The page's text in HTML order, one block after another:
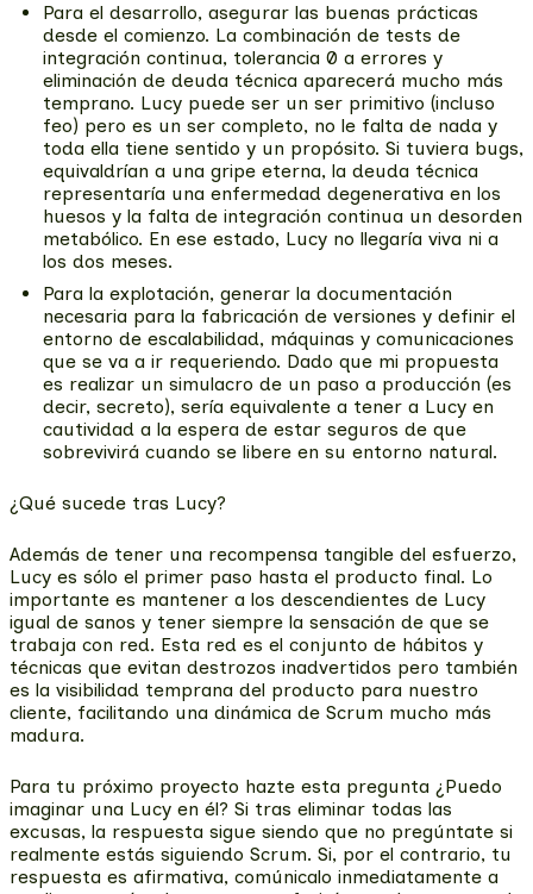
Para el desarrollo, asegurar las buenas prácticas
desde el comienzo. La combinación de tests de
integración continua, tolerancia 0 a errores y
eliminación de deuda técnica aparecerá mucho más
temprano. Lucy puede ser un ser primitivo (incluso
feo) pero es un ser completo, no le falta de nada y
toda ella tiene sentido y un propósito. Si tuviera bugs,
equivaldrían a una gripe eterna, la deuda técnica
representaría una enfermedad degenerativa en los
huesos y la falta de integración continua un desorden
metabólico. En ese estado, Lucy no llegaría viva ni a
los dos meses.
Para la explotación, generar la documentación
necesaria para la fabricación de versiones y definir el
entorno de escalabilidad, máquinas y comunicaciones
que se va a ir requeriendo. Dado que mi propuesta
es realizar un simulacro de un paso a producción (es
decir, secreto), sería equivalente a tener a Lucy en
cautividad a la espera de estar seguros de que
sobrevivirá cuando se libere en su entorno natural.
¿Qué sucede tras Lucy?
Además de tener una recompensa tangible del esfuerzo,
Lucy es sólo el primer paso hasta el producto final. Lo
importante es mantener a los descendientes de Lucy
igual de sanos y tener siempre la sensación de que se
trabaja con red. Esta red es el conjunto de hábitos y
técnicas que evitan destrozos inadvertidos pero también
es la visibilidad temprana del producto para nuestro
cliente, facilitando una dinámica de Scrum mucho más
madura.
Para tu próximo proyecto hazte esta pregunta ¿Puedo
imaginar una Lucy en él? Si tras eliminar todas las
excusas, la respuesta sigue siendo que no pregúntate si
realmente estás siguiendo Scrum. Si, por el contrario, tu
respuesta es afirmativa, comúnicalo inmediatamente a